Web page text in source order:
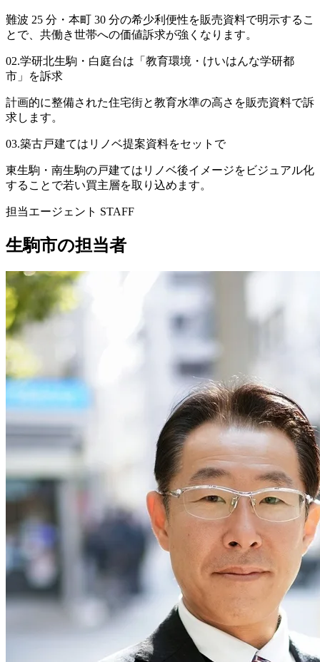
難波 25 分・本町 30 分の希少利便性を販売資料で明示するこ
とで、共働き世帯への価値訴求が強くなります。
02.学研北生駒・白庭台は「教育環境・けいはんな学研都
市」を訴求
計画的に整備された住宅街と教育水準の高さを販売資料で訴
求します。
03.築古戸建てはリノベ提案資料をセットで
東生駒・南生駒の戸建てはリノベ後イメージをビジュアル化
することで若い買主層を取り込めます。
担当エージェント STAFF
生駒市の担当者